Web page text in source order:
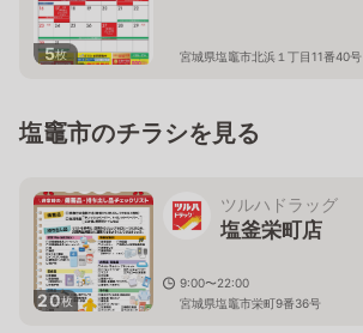
5枚 宮城県塩竈市北浜１丁目11番40号
塩竈市のチラシを見る
20枚
ツルハドラッグ
塩釜栄町店
9:00〜22:00
宮城県塩竈市栄町9番36号